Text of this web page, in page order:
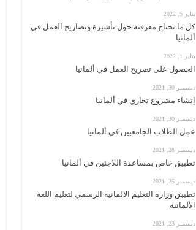
يناير 5, 2022
كل ما تحتاج معرفته حول تأشيرة وتصاريح العمل في
ألمانيا
يناير 1, 2022
الحصول على تصريح العمل في ألمانيا
ديسمبر 30, 2021
إنشاء مشروع تجاري في ألمانيا
ديسمبر 30, 2021
عمل الطلاب الجامعيين في ألمانيا
ديسمبر 28, 2021
تطبيق خاص بمساعدة اللاجئين في ألمانيا
ديسمبر 25, 2021
تطبيق وزارة التعليم الالمانية الرسمي لتعليم اللغة
الألمانية
ديسمبر 23, 2021